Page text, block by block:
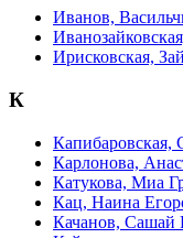
Иванов,
Ирисковская,
К
Капибаровская,
Карлонова,
Катукова, Миа
Кац, Наина
Качанов, Сашай